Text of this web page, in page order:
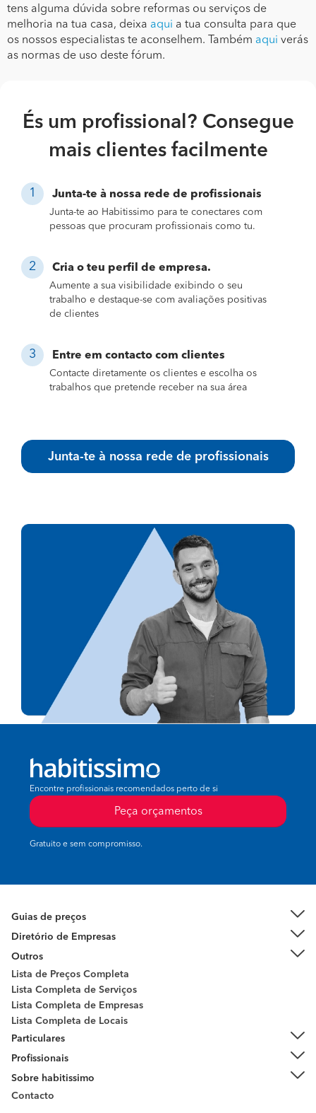
tens alguma dúvida sobre reformas ou serviços de
melhoria na tua casa, deixa aqui a tua consulta para que
os nossos especialistas te aconselhem. Também aqui verás
as normas de uso deste fórum.
És um profissional? Consegue
mais clientes facilmente
Junta-te à nossa rede de profissionais
Junta-te ao Habitissimo para te conectares com
pessoas que procuram profissionais como tu.
Cria o teu perfil de empresa.
Aumente a sua visibilidade exibindo o seu
trabalho e destaque-se com avaliações positivas
de clientes
Entre em contacto com clientes
Contacte diretamente os clientes e escolha os
trabalhos que pretende receber na sua área
Junta-te à nossa rede de profissionais
Encontre profissionais recomendados perto de si
Peça orçamentos
Gratuito e sem compromisso.
Guias de preços
Diretório de Empresas
Outros
Lista de Preços Completa
Lista Completa de Serviços
Lista Completa de Empresas
Lista Completa de Locais
Particulares
Profissionais
Sobre habitissimo
Contacto